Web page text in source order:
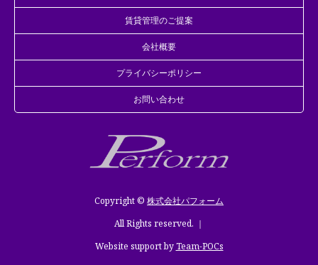
賃貸管理のご提案
会社概要
プライバシーポリシー
お問い合わせ
Copyright © 株式会社パフォーム
All Rights reserved. ｜
Website support byTeam-POCs